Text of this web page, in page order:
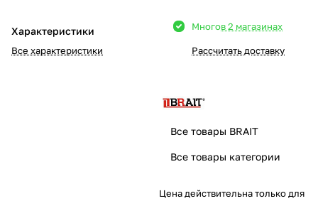
Характеристики
Все характеристики
Многов 2 магазинах
Рассчитать доставку
Все товары BRAIT
Все товары категории
Цена действительна только для
в корзину
% картой любого банка